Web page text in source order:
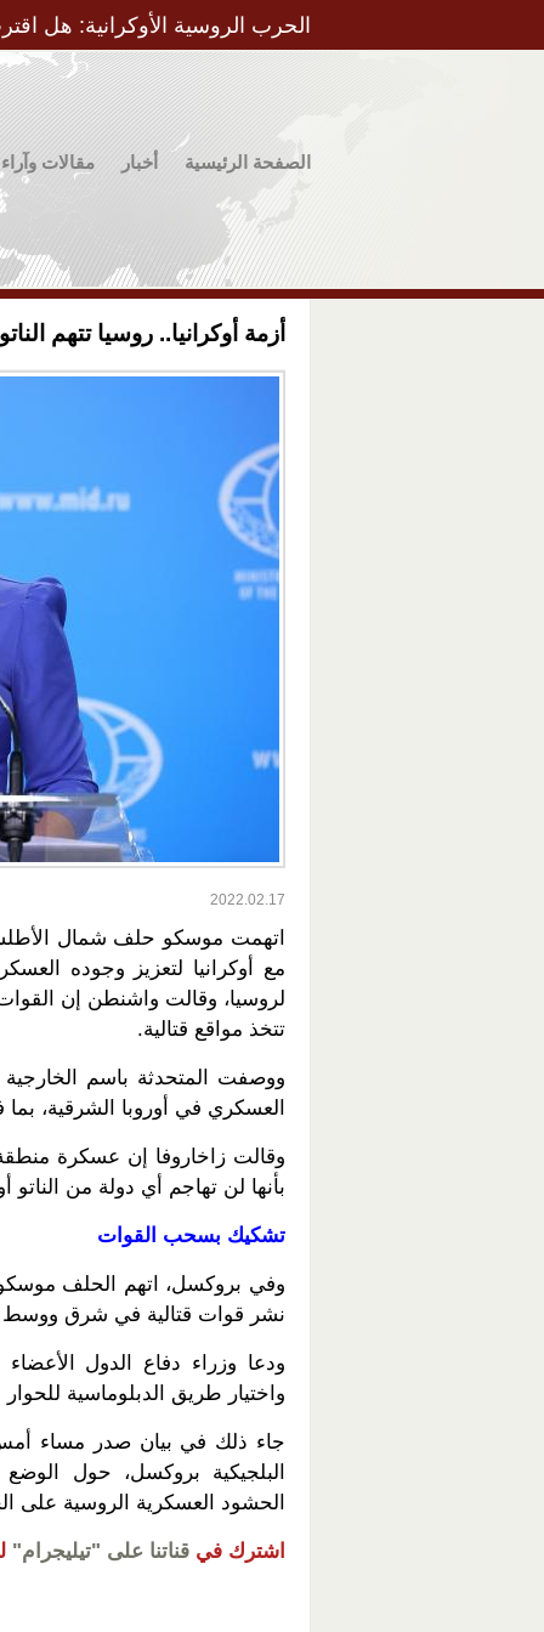
الحرب الروسية الأوكرانية: هل
الصفحة الرئيسية أخبار مقالات وآراء
أزمة أوكرانيا.. روسيا تتهم
2022.02.17
اتهمت موسكو حلف شمال
مع أوكرانيا لتعزيز وجوده
لروسيا، وقالت واشنطن إن
تتخذ مواقع قتالية.
ووصفت المتحدثة باسم الخارجية
العسكري في أوروبا الشرقية،
وقالت زاخاروفا إن عسكرة
بأنها لن تهاجم أي دولة من
تشكيك بسحب القوات
وفي بروكسل، اتهم الحلف
نشر قوات قتالية في شرق ووسط
ودعا وزراء دفاع الدول
واختيار طريق الدبلوماسية للحوار
جاء ذلك في بيان صدر مساء أمس
البلجيكية بروكسل، حول
الحشود العسكرية الروسية على
اشترك في قناتنا على "تيليجرام"